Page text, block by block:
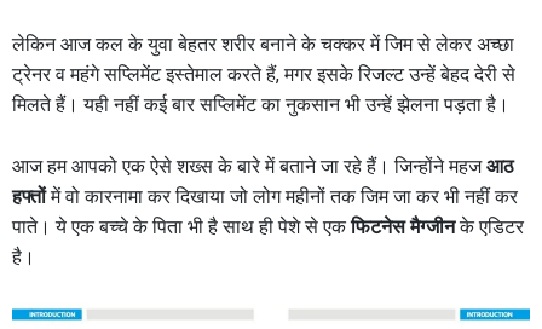
लेकिन आज कल के युवा बेहतर शरीर बनाने के चक्कर में जिम से लेकर अच्छा
ट्रेनर व महंगे सप्लिमेंट इस्तेमाल करते हैं, मगर इसके रिजल्ट उन्हें बेहद देरी से
मिलते हैं। यही नहीं कई बार सप्लिमेंट का नुकसान भी उन्हें झेलना पड़ता है।
आज हम आपको एक ऐसे शख्स के बारे में बताने जा रहे हैं। जिन्होंने महजआठ
हफ्तोंमें वो कारनामा कर दिखाया जो लोग महीनों तक जिम जा कर भी नहीं कर
पाते। ये एक बच्चे के पिता भी है साथ ही पेशे से एकफिटनेस मैग्जीनके एडिटर
है।